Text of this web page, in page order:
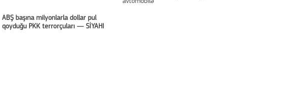
ABŞ başına milyonlarla dollar pul
qoyduğu PKK terrorçuları — SİYAHI